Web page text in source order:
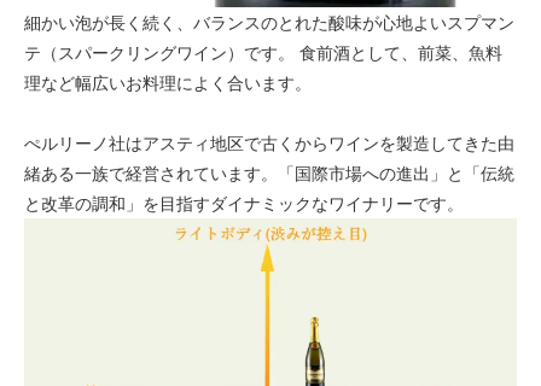
細かい泡が長く続く、バランスのとれた酸味が心地よいスプマン
テ（スパークリングワイン）です。 食前酒として、前菜、魚料
理など幅広いお料理によく合います。
ぺルリーノ社はアスティ地区で古くからワインを製造してきた由
緒ある一族で経営されています。「国際市場への進出」と「伝統
と改革の調和」を目指すダイナミックなワイナリーです。